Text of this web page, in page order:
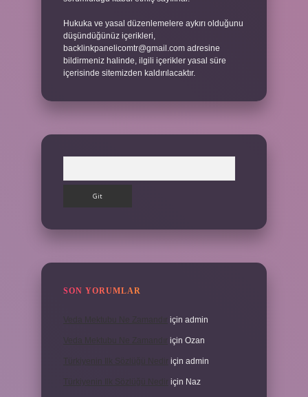
Hukuka ve yasal düzenlemelere aykırı olduğunu
düşündüğünüz içerikleri,
backlinkpanelicomtr@gmail.com adresine
bildirmeniz halinde, ilgili içerikler yasal süre
içerisinde sitemizden kaldırılacaktır.
SON YORUMLAR
için admin
için Ozan
için admin
için Naz